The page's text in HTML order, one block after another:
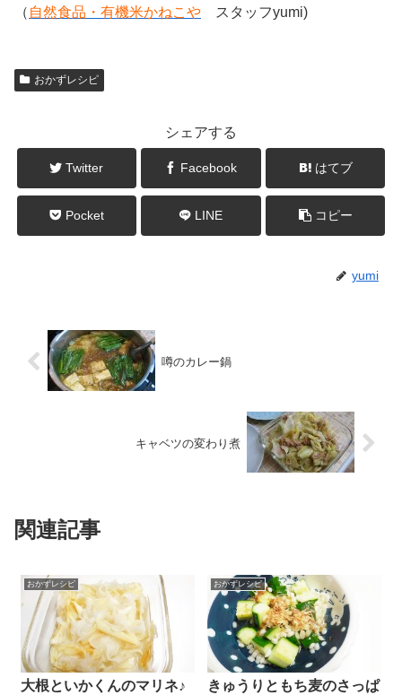
（ 自然食品・有機米かねこや スタッフyumi)
おかずレシピ
シェアする
Twitter Facebook はてブ
Pocket LINE コピー
yumi
噂のカレー鍋
キャベツの変わり煮
関連記事
おかずレシピ
大根といかくんのマリネ♪
おかずレシピ
きゅうりともち麦のさっぱ